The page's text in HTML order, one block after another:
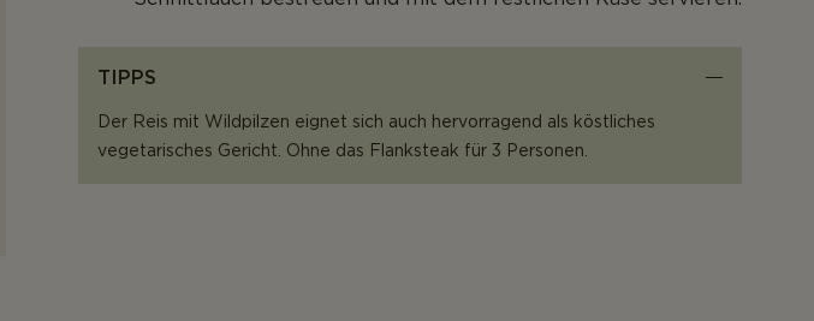
TIPPS
Der Reis mit Wildpilzen eignet sich auch hervorragend als köstliches
vegetarisches Gericht. Ohne das Flanksteak für 3 Personen.